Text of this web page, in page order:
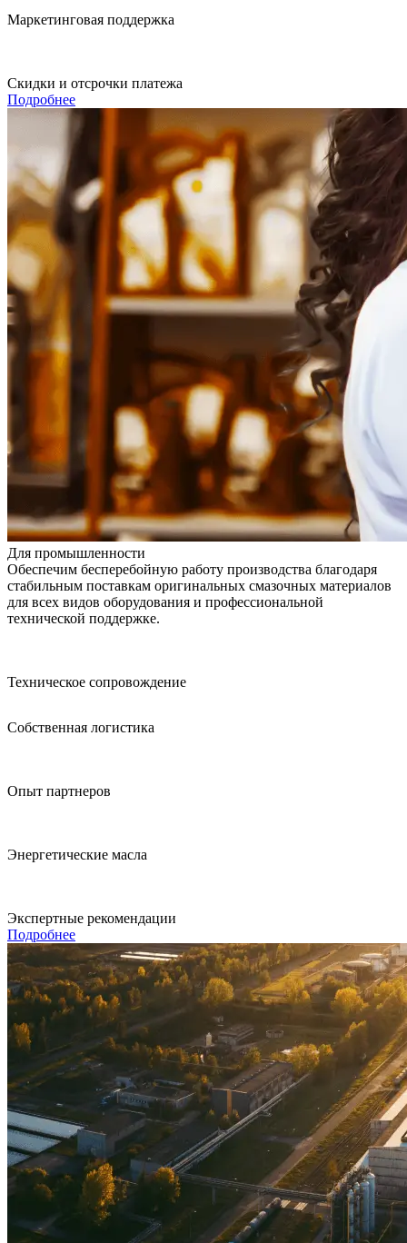
Маркетинговая поддержка
Скидки и отсрочки платежа
Подробнее
Для промышленности
Обеспечим бесперебойную работу производства благодаря
стабильным поставкам оригинальных смазочных материалов
для всех видов оборудования и профессиональной
технической поддержке.
Техническое сопровождение
Собственная логистика
Опыт партнеров
Энергетические масла
Экспертные рекомендации
Подробнее